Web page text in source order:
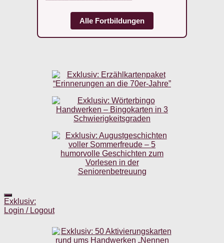
Alle Fortbildungen
Exklusiv:
Login / Logout